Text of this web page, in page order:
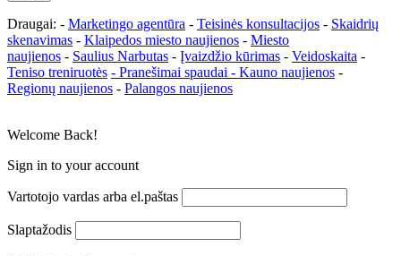
Draugai: - Marketingo agentūra - Teisinės konsultacijos - Skaidrių
skenavimas - Klaipedos miesto naujienos - Miesto
naujienos - Saulius Narbutas - Įvaizdžio kūrimas - Veidoskaita -
Teniso treniruotės - Pranešimai spaudai - Kauno naujienos -
Regionų naujienos - Palangos naujienos
Welcome Back!
Sign in to your account
Vartotojo vardas arba el.paštas
Slaptažodis